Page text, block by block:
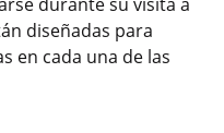
diseñadas para
en cada una de las